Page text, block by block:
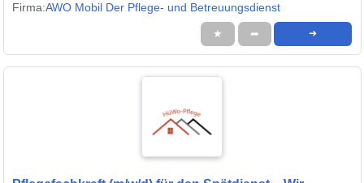
Firma:AWO Mobil Der Pflege- und Betreuungsdienst
★ ➦ ➜